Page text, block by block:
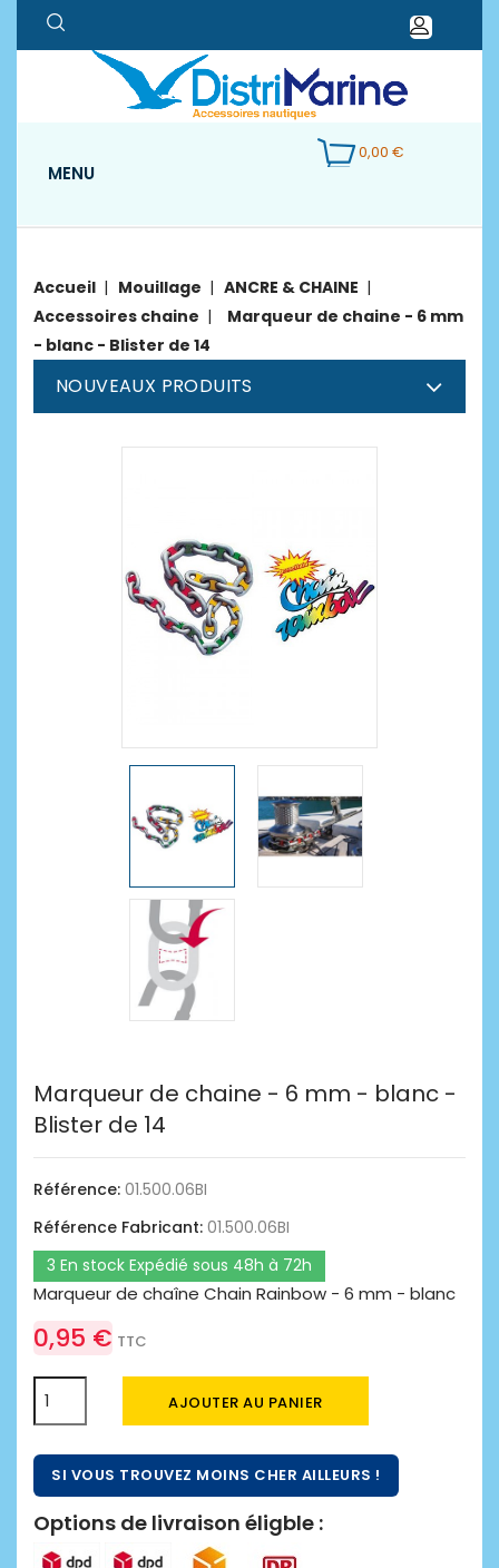
0,00 €
MENU
Accueil Mouillage
ANCRE & CHAINE
Accessoires chaine
Marqueur de chaine - 6 mm
- blanc - Blister de 14
NOUVEAUX PRODUITS
Marqueur de chaine - 6 mm - blanc -
Blister de 14
Référence: 01.500.06BI
Référence Fabricant: 01.500.06BI
3 En stock Expédié sous 48h à 72h
Marqueur de chaîne Chain Rainbow - 6 mm - blanc
0,95 € TTC
AJOUTER AU PANIER
SI VOUS TROUVEZ MOINS CHER AILLEURS !
Options de livraison éligble :